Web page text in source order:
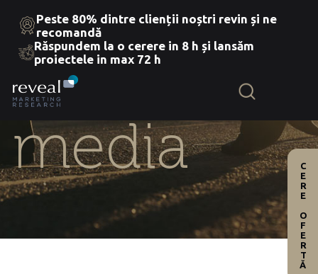
Skip
the
content
Peste 80% dintre clienții noștri revin și ne
recomandă
Răspundem la o cerere in 8 h și lansăm
proiectele in max 72 h
media
CERE OFERTĂ